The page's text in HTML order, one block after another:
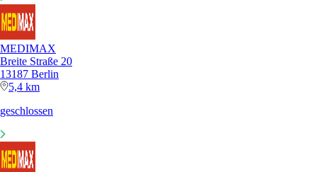
MEDIMAX
Breite Straße 20
13187 Berlin
5,4 km
geschlossen